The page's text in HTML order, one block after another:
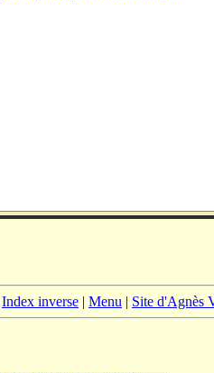
Index inverse | Menu | Site d'Agnès